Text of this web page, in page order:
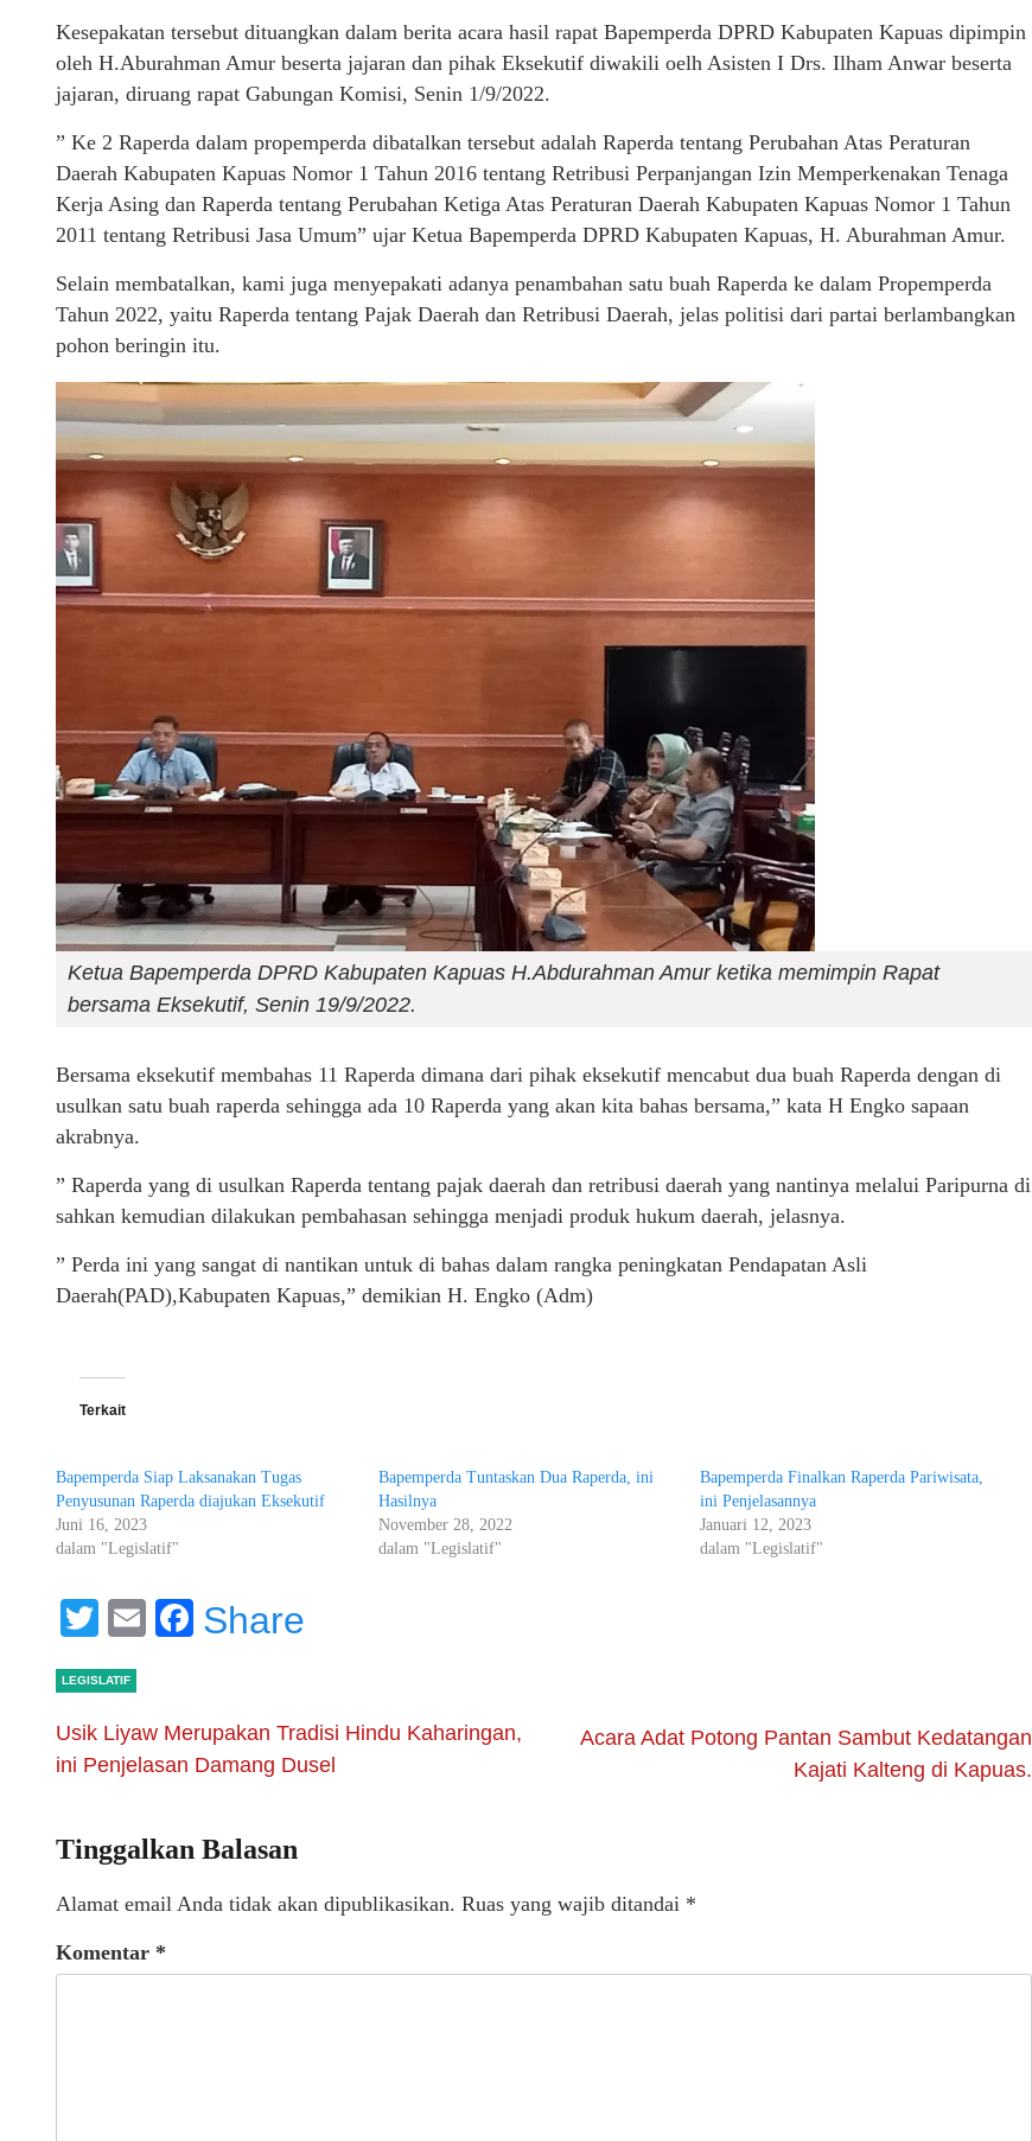
Kesepakatan tersebut dituangkan dalam berita acara hasil rapat Bapemperda DPRD Kabupaten Kapuas dipimpin
oleh H.Aburahman Amur beserta jajaran dan pihak Eksekutif diwakili oelh Asisten I Drs. Ilham Anwar beserta
jajaran, diruang rapat Gabungan Komisi, Senin 1/9/2022.
” Ke 2 Raperda dalam propemperda dibatalkan tersebut adalah Raperda tentang Perubahan Atas Peraturan
Daerah Kabupaten Kapuas Nomor 1 Tahun 2016 tentang Retribusi Perpanjangan Izin Memperkenakan Tenaga
Kerja Asing dan Raperda tentang Perubahan Ketiga Atas Peraturan Daerah Kabupaten Kapuas Nomor 1 Tahun
2011 tentang Retribusi Jasa Umum” ujar Ketua Bapemperda DPRD Kabupaten Kapuas, H. Aburahman Amur.
Selain membatalkan, kami juga menyepakati adanya penambahan satu buah Raperda ke dalam Propemperda
Tahun 2022, yaitu Raperda tentang Pajak Daerah dan Retribusi Daerah, jelas politisi dari partai berlambangkan
pohon beringin itu.
Ketua Bapemperda DPRD Kabupaten Kapuas H.Abdurahman Amur ketika memimpin Rapat
bersama Eksekutif, Senin 19/9/2022.
Bersama eksekutif membahas 11 Raperda dimana dari pihak eksekutif mencabut dua buah Raperda dengan di
usulkan satu buah raperda sehingga ada 10 Raperda yang akan kita bahas bersama,” kata H Engko sapaan
akrabnya.
” Raperda yang di usulkan Raperda tentang pajak daerah dan retribusi daerah yang nantinya melalui Paripurna di
sahkan kemudian dilakukan pembahasan sehingga menjadi produk hukum daerah, jelasnya.
” Perda ini yang sangat di nantikan untuk di bahas dalam rangka peningkatan Pendapatan Asli
Daerah(PAD),Kabupaten Kapuas,” demikian H. Engko (Adm)
Terkait
Bapemperda Siap Laksanakan Tugas
Penyusunan Raperda diajukan Eksekutif
Juni 16, 2023
dalam "Legislatif"
Bapemperda Tuntaskan Dua Raperda, ini
Hasilnya
November 28, 2022
dalam "Legislatif"
Bapemperda Finalkan Raperda Pariwisata,
ini Penjelasannya
Januari 12, 2023
dalam "Legislatif"
Twitter
EmailFacebook
Share
LEGISLATIF
Usik Liyaw Merupakan Tradisi Hindu Kaharingan,
ini Penjelasan Damang Dusel
Acara Adat Potong Pantan Sambut Kedatangan
Kajati Kalteng di Kapuas.
Tinggalkan Balasan
Alamat email Anda tidak akan dipublikasikan. Ruas yang wajib ditandai *
Komentar *